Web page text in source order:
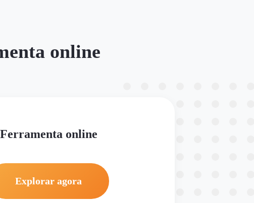
online
Ferramenta online
Explorar agora